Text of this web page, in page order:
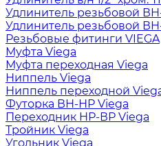
Удлинитель резьбовой
Удлинитель резьбовой
Резьбовые фитинги VIEGA
Муфта Viega
Муфта переходная Viega
Ниппель Viega
Ниппель переходной
Футорка ВН-НР Viega
Переходник НР-ВР Viega
Тройник Viega
Угольник Viega